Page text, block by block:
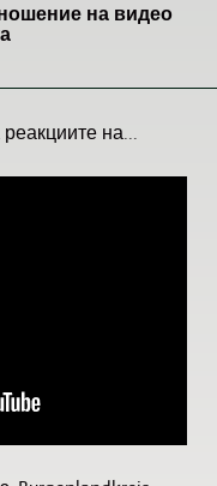
на видео
на...